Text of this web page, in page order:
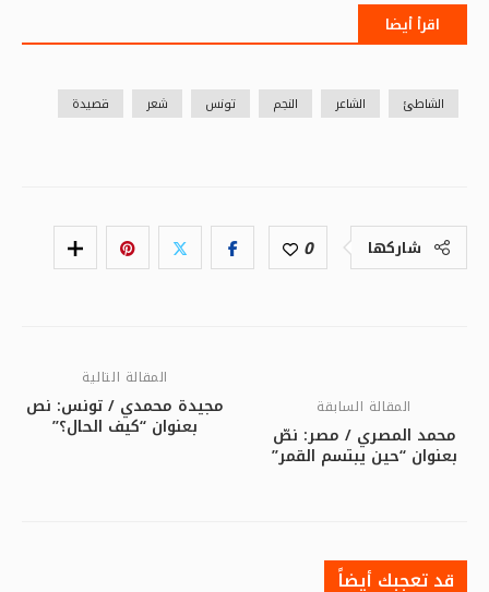
اقرأ أيضا
الشاطئ الشاعر النجم تونس شعر قصيدة
شاركها 0
المقالة السابقة
محمد المصري / مصر: نصّ
بعنوان “حين يبتسم القمر”
المقالة التالية
مجيدة محمدي / تونس: نص
بعنوان “كيف الحال؟”
قد تعجبك أيضاً